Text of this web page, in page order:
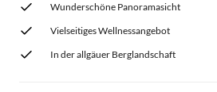
Wunderschöne Panoramasicht
Vielseitiges Wellnessangebot
In der allgäuer Berglandschaft